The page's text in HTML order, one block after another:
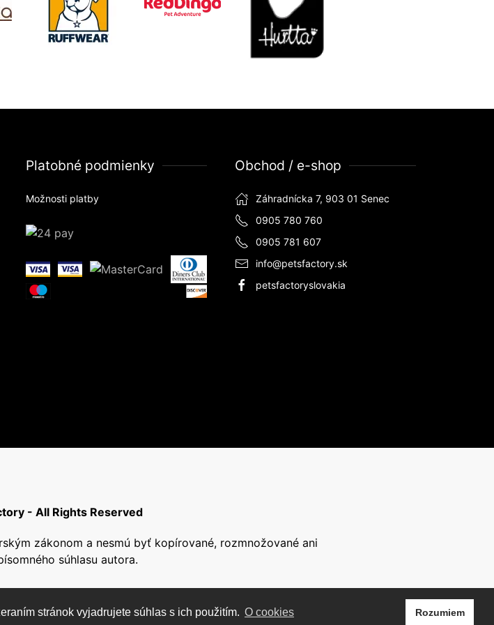
stránok vyjadrujete súhlas s ich použitím. O cookies Rozumiem
Platobné podmienky
Možnosti platby
Obchod / e-shop
Záhradnícka 7, 903 01 Senec
0905 780 760
0905 781 607
info@petsfactory.sk
petsfactoryslovakia
- All Rights Reserved
zákonom a nesmú byť kopírované, rozmnožované ani
súhlasu autora.